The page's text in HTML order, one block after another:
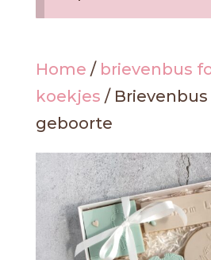
Home / brievenbus
koekjes / Brievenbus
geboorte